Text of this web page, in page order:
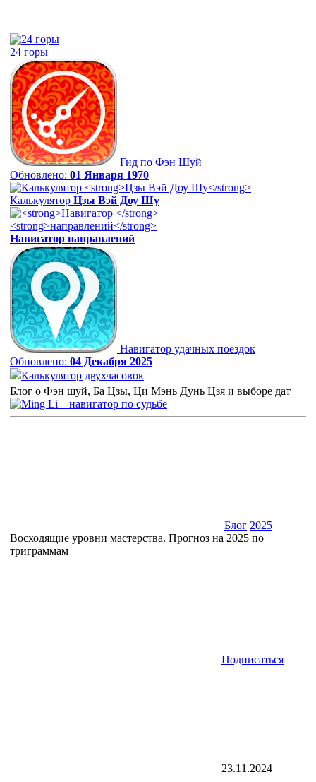
24 горы
Гид по Фэн Шуй
Обновлено: 01 Января 1970
Калькулятор Цзы Вэй Доу Шу
Навигатор направлений
Навигатор удачных поездок
Обновлено: 04 Декабря 2025
Калькулятор двухчасовок
Блог о Фэн шуй, Ба Цзы, Ци Мэнь Дунь Цзя и выборе дат
Блог 2025
Восходящие уровни мастерства. Прогноз на 2025 по
триграммам
Подписаться
23.11.2024